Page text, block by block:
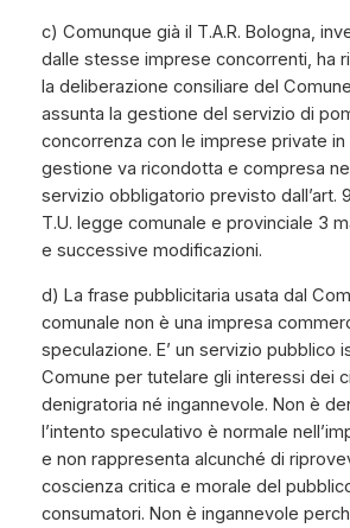
c) Comunque già il T.A.R. Bologna,
dalle stesse imprese concorrenti, ha
la deliberazione consiliare del
assunta la gestione del servizio di
concorrenza con le imprese private in
gestione va ricondotta e compresa
servizio obbligatorio previsto dall’art.
T.U. legge comunale e provinciale 3
e successive modificazioni.
d) La frase pubblicitaria usata dal
comunale non è una impresa
speculazione. E’ un servizio pubblico
Comune per tutelare gli interessi dei
denigratoria né ingannevole. Non è
l’intento speculativo è normale
e non rappresenta alcunché di
coscienza critica e morale del
consumatori. Non è ingannevole